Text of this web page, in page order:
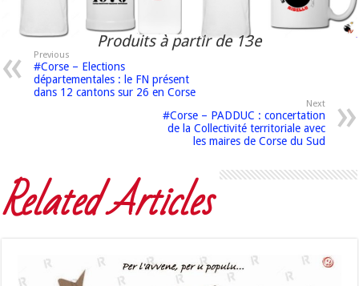
Produits à partir de 13e
Previous
#Corse – Elections
départementales : le FN présent
dans 12 cantons sur 26 en Corse
Next
#Corse – PADDUC : concertation
de la Collectivité territoriale avec
les maires de Corse du Sud
Related Articles